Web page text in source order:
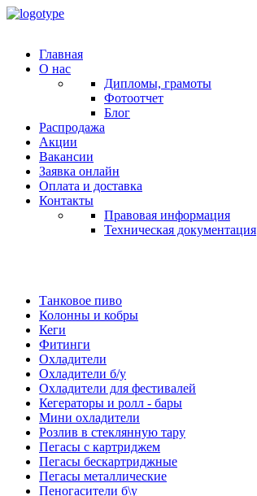
Главная
О нас
Дипломы, грамоты
Фотоотчет
Блог
Распродажа
Акции
Вакансии
Заявка онлайн
Оплата и доставка
Контакты
Правовая информация
Техническая документация
Танковое пиво
Колонны и кобры
Кеги
Фитинги
Охладители
Охладители б/у
Охладители для фестивалей
Кегераторы и ролл - бары
Мини охладители
Розлив в стеклянную тару
Пегасы с картриджем
Пегасы бескартриджные
Пегасы металлические
Пеногасители б\у